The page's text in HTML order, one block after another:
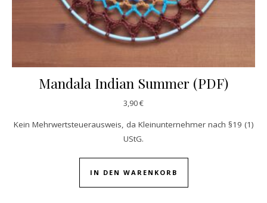
Mandala Indian Summer (PDF)
3,90€
Kein Mehrwertsteuerausweis, da Kleinunternehmer nach §19 (1)
UStG.
IN DEN WARENKORB